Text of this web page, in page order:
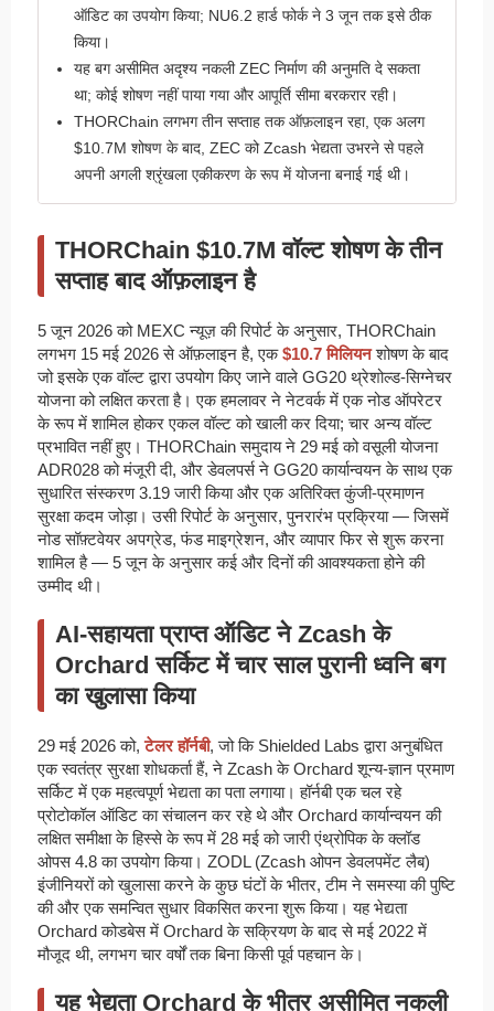
ऑडिट का उपयोग किया; NU6.2 हार्ड फोर्क ने 3 जून तक इसे ठीक
किया।
यह बग असीमित अदृश्य नकली ZEC निर्माण की अनुमति दे सकता
था; कोई शोषण नहीं पाया गया और आपूर्ति सीमा बरकरार रही।
THORChain लगभग तीन सप्ताह तक ऑफ़लाइन रहा, एक अलग
$10.7M शोषण के बाद, ZEC को Zcash भेद्यता उभरने से पहले
अपनी अगली श्रृंखला एकीकरण के रूप में योजना बनाई गई थी।
THORChain $10.7M वॉल्ट शोषण के तीन
सप्ताह बाद ऑफ़लाइन है
5 जून 2026 को MEXC न्यूज़ की रिपोर्ट के अनुसार, THORChain
लगभग 15 मई 2026 से ऑफ़लाइन है, एक$10.7 मिलियनशोषण के बाद
जो इसके एक वॉल्ट द्वारा उपयोग किए जाने वाले GG20 थ्रेशोल्ड-सिग्नेचर
योजना को लक्षित करता है। एक हमलावर ने नेटवर्क में एक नोड ऑपरेटर
के रूप में शामिल होकर एकल वॉल्ट को खाली कर दिया; चार अन्य वॉल्ट
प्रभावित नहीं हुए। THORChain समुदाय ने 29 मई को वसूली योजना
ADR028 को मंजूरी दी, और डेवलपर्स ने GG20 कार्यान्वयन के साथ एक
सुधारित संस्करण 3.19 जारी किया और एक अतिरिक्त कुंजी-प्रमाणन
सुरक्षा कदम जोड़ा। उसी रिपोर्ट के अनुसार, पुनरारंभ प्रक्रिया — जिसमें
नोड सॉफ़्टवेयर अपग्रेड, फंड माइग्रेशन, और व्यापार फिर से शुरू करना
शामिल है — 5 जून के अनुसार कई और दिनों की आवश्यकता होने की
उम्मीद थी।
AI-सहायता प्राप्त ऑडिट ने Zcash के
Orchard सर्किट में चार साल पुरानी ध्वनि बग
का खुलासा किया
29 मई 2026 को,टेलर हॉर्नबी, जो कि Shielded Labs द्वारा अनुबंधित
एक स्वतंत्र सुरक्षा शोधकर्ता हैं, ने Zcash के Orchard शून्य-ज्ञान प्रमाण
सर्किट में एक महत्वपूर्ण भेद्यता का पता लगाया। हॉर्नबी एक चल रहे
प्रोटोकॉल ऑडिट का संचालन कर रहे थे और Orchard कार्यान्वयन की
लक्षित समीक्षा के हिस्से के रूप में 28 मई को जारी एंथ्रोपिक के क्लॉड
ओपस 4.8 का उपयोग किया। ZODL (Zcash ओपन डेवलपमेंट लैब)
इंजीनियरों को खुलासा करने के कुछ घंटों के भीतर, टीम ने समस्या की पुष्टि
की और एक समन्वित सुधार विकसित करना शुरू किया। यह भेद्यता
Orchard कोडबेस में Orchard के सक्रियण के बाद से मई 2022 में
मौजूद थी, लगभग चार वर्षों तक बिना किसी पूर्व पहचान के।
यह भेद्यता Orchard के भीतर असीमित नकली